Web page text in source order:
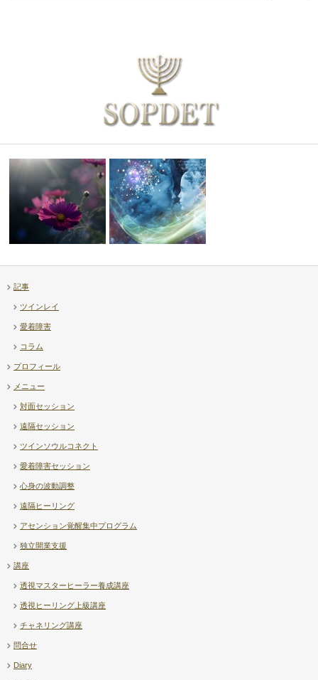
【Diary】高市首相 – …
記事
ツインレイ
愛着障害
コラム
プロフィール
メニュー
対面セッション
遠隔セッション
ツインソウルコネクト
愛着障害セッション
心身の波動調整
遠隔ヒーリング
アセンション覚醒集中プログラム
独立開業支援
講座
透視マスターヒーラー養成講座
透視ヒーリング上級講座
チャネリング講座
問合せ
Diary